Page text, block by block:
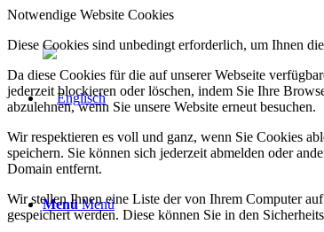
Menü Menü
Notwendige Website Cookies
Diese Cookies sind unbedingt erforderlich, um Ihnen
Da diese Cookies für die auf unserer Webseite
jederzeit blockieren oder löschen, indem Sie Ihre
abzulehnen, wenn Sie unsere Website erneut besuchen.
Wir respektieren es voll und ganz, wenn Sie Cookies
speichern. Sie können sich jederzeit abmelden oder
Domain entfernt.
Wir stellen Ihnen eine Liste der von Ihrem Computer
gespeichert werden. Diese können Sie in den